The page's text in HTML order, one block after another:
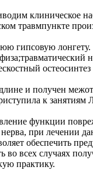
клиническое
травмпункте
гипсовую лонгету.
и получен
к
функции
при лечении
обеспечить
во всех случаях
практику.